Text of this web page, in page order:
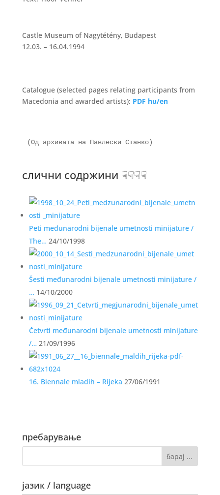
Castle Museum of Nagytétény, Budapest
12.03. – 16.04.1994
Catalogue (selected pages relating participants from
Macedonia and awarded artists): PDF hu/en
(Од архивата на Павлески Станко)
слични содржини ☟☟☟☟
Peti međunarodni bijenale umetnosti minijature /
The… 24/10/1998
Šesti međunarodni bijenale umetnosti minijature /
… 14/10/2000
Četvrti međunarodni bijenale umetnosti minijature
/… 21/09/1996
16. Biennale mladih – Rijeka 27/06/1991
пребарување
јазик / language